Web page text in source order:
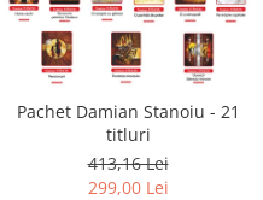
Pachet Damian Stanoiu - 21
titluri
413,16 Lei
299,00 Lei